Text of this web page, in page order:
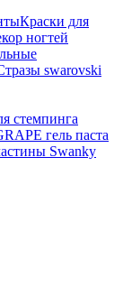
Краски для
ногтей
swarovski
стемпинга
гель паста
Swanky